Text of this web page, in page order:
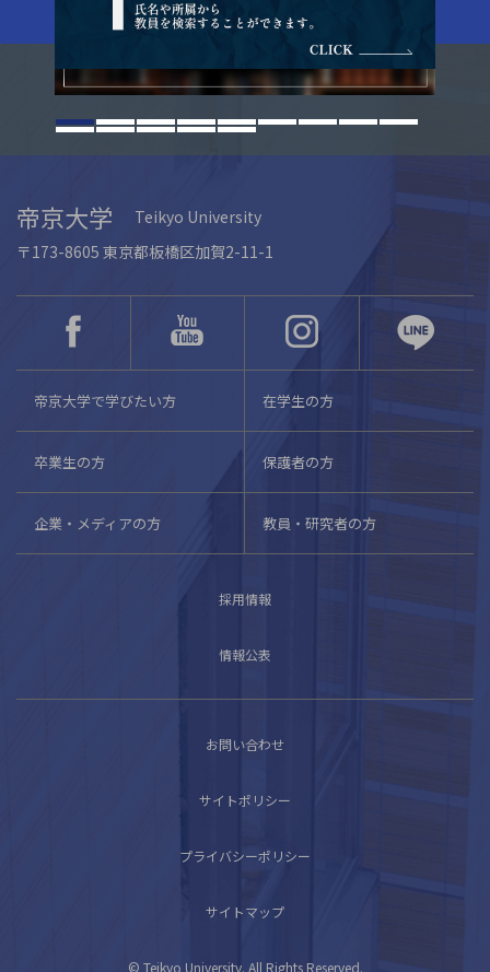
帝京大学
Teikyo University
〒173-8605 東京都板橋区加賀2-11-1
帝京大学で学びたい方 在学生の方
卒業生の方 保護者の方
企業・メディアの方 教員・研究者の方
採用情報
情報公表
お問い合わせ
サイトポリシー
プライバシーポリシー
サイトマップ
© Teikyo University. All Rights Reserved.